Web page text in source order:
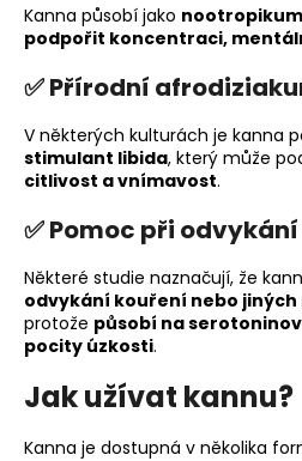
Kanna působí jako nootropikum
podpořit koncentraci,
✅Přírodní
V některých kulturách je kanna
stimulant libida, který může
citlivost a vnímavost.
✅Pomoc při
Některé studie naznačují, že
odvykání kouření nebo
protože působí na
pocity úzkosti.
Jak užívat kannu?
Kanna je dostupná v několika